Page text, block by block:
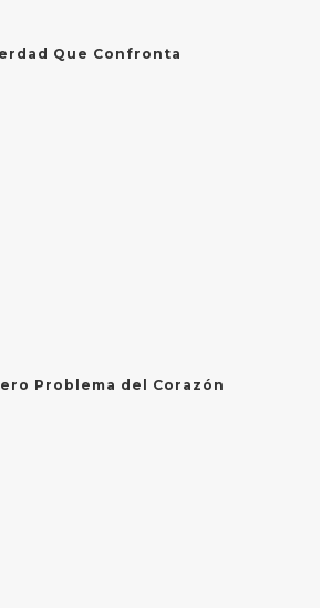
Que Confronta
Problema del Corazón